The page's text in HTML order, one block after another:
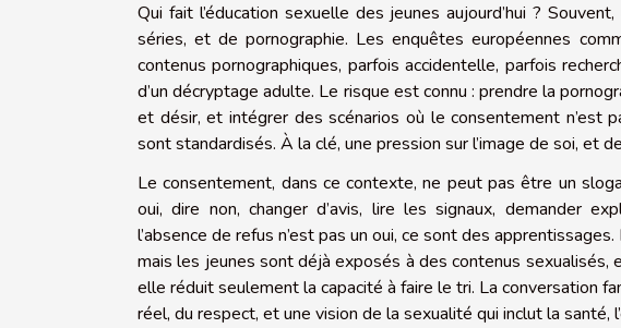
Qui fait l’éducation sexuelle des jeunes aujourd’hui ?
séries, et de pornographie. Les enquêtes européennes
contenus pornographiques, parfois accidentelle, parfois
d’un décryptage adulte. Le risque est connu : prendre la
et désir, et intégrer des scénarios où le consentement n’est
sont standardisés. À la clé, une pression sur l’image de soi, et
Le consentement, dans ce contexte, ne peut pas être un
oui, dire non, changer d’avis, lire les signaux, demander
l’absence de refus n’est pas un oui, ce sont des
mais les jeunes sont déjà exposés à des contenus sexualisés,
elle réduit seulement la capacité à faire le tri. La conversation
réel, du respect, et une vision de la sexualité qui inclut la santé,